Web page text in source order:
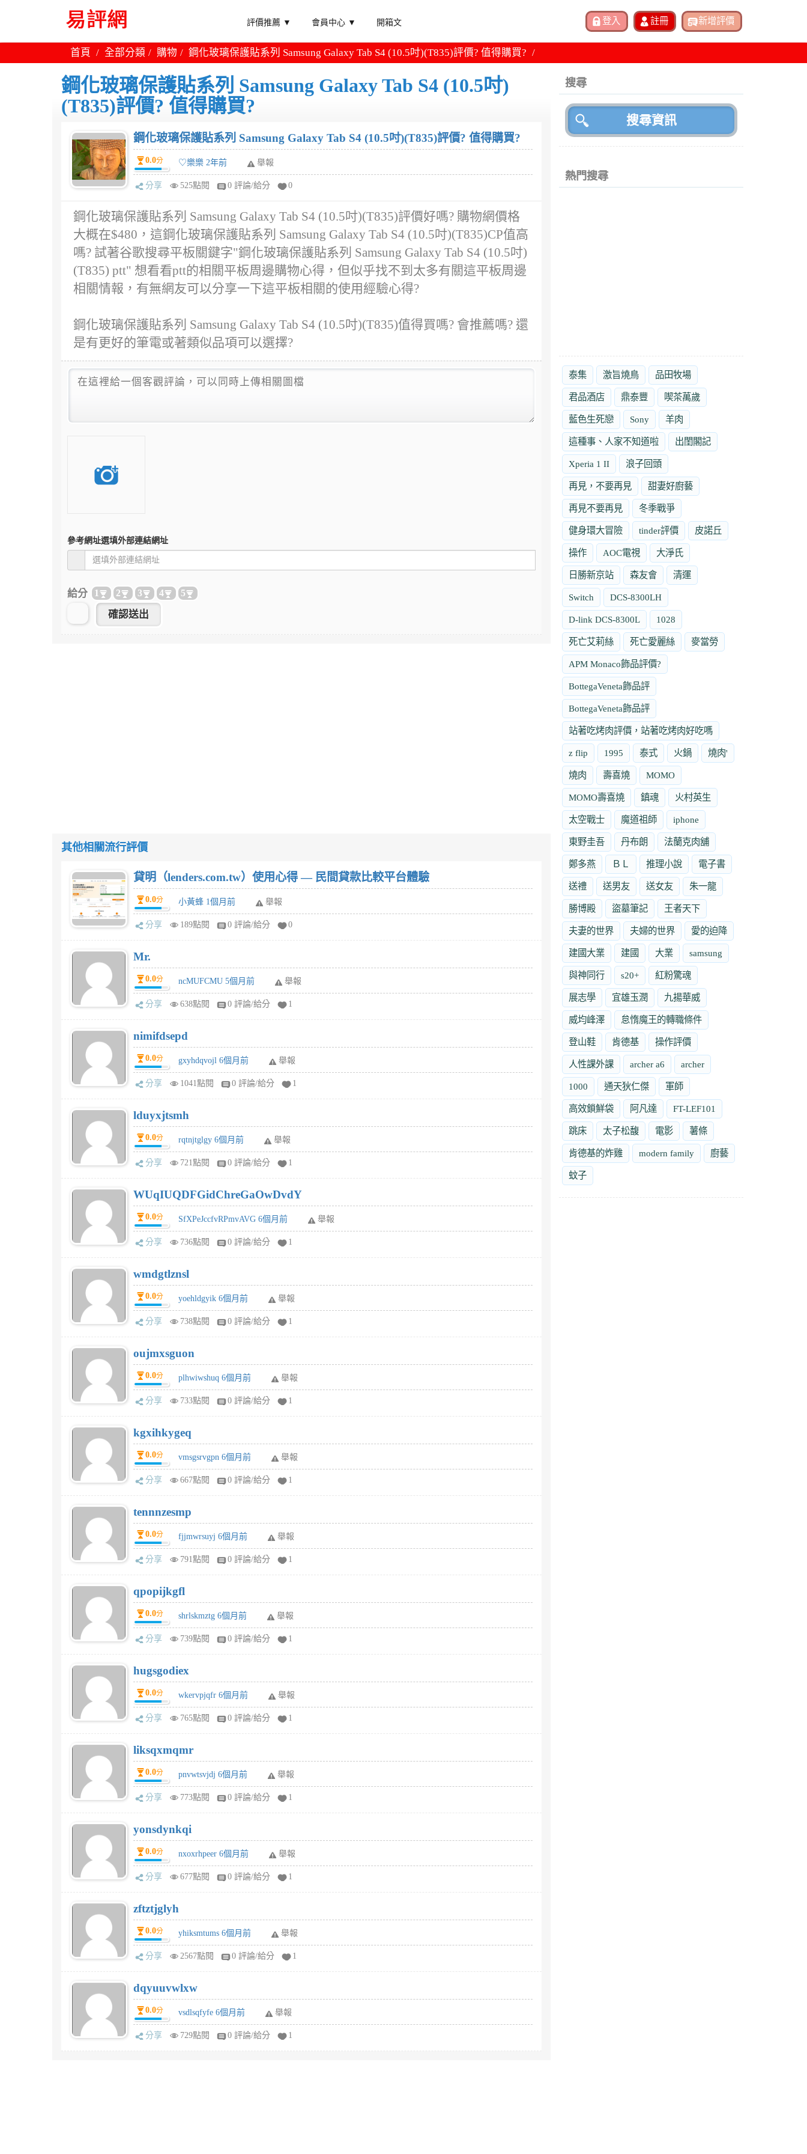
評價推薦 ▼ 會員中心 ▼ 開箱文
首頁 全部分類 購物 鋼化玻璃保護貼系列 Samsung Galaxy Tab S4 (10.5吋)(T835)評價? 值得購買?
鋼化玻璃保護貼系列 Samsung Galaxy Tab S4 (10.5吋)
(T835)評價? 值得購買?
鋼化玻璃保護貼系列 Samsung Galaxy Tab S4 (10.5吋)(T835)評價? 值得購買?
0.0分 ♡樂樂 2年前 舉報
分享 525點閱 0 評論/給分 0
鋼化玻璃保護貼系列 Samsung Galaxy Tab S4 (10.5吋)(T835)評價好嗎? 購物網價格
大概在$480，這鋼化玻璃保護貼系列 Samsung Galaxy Tab S4 (10.5吋)(T835)CP值高
嗎? 試著谷歌搜尋平板關鍵字"鋼化玻璃保護貼系列 Samsung Galaxy Tab S4 (10.5吋)
(T835) ptt" 想看看ptt的相關平板周邊購物心得，但似乎找不到太多有關這平板周邊
相關情報，有無網友可以分享一下這平板相關的使用經驗心得?
鋼化玻璃保護貼系列 Samsung Galaxy Tab S4 (10.5吋)(T835)值得買嗎? 會推薦嗎? 還
是有更好的筆電或著類似品項可以選擇?
參考網址選填外部連結網址
給分 1 2 3 4 5
其他相關流行評價
貸明（lenders.com.tw）使用心得 — 民間貸款比較平台體驗
0.0分 小黃蜂 1個月前 舉報
分享 189點閱 0 評論/給分 0
Mr.
0.0分 ncMUFCMU 5個月前 舉報
分享 638點閱 0 評論/給分 1
nimifdsepd
0.0分 gxyhdqvojl 6個月前 舉報
分享 1041點閱 0 評論/給分 1
lduyxjtsmh
0.0分 rqtnjtglgy 6個月前 舉報
分享 721點閱 0 評論/給分 1
WUqIUQDFGidChreGaOwDvdY
0.0分 SfXPeJccfvRPmvAVG 6個月前 舉報
分享 736點閱 0 評論/給分 1
wmdgtlznsl
0.0分 yoehldgyik 6個月前 舉報
分享 738點閱 0 評論/給分 1
oujmxsguon
0.0分 plhwiwshuq 6個月前 舉報
分享 733點閱 0 評論/給分 1
kgxihkygeq
0.0分 vmsgsrvgpn 6個月前 舉報
分享 667點閱 0 評論/給分 1
tennnzesmp
0.0分 fjjmwrsuyj 6個月前 舉報
分享 791點閱 0 評論/給分 1
qpopijkgfl
0.0分 shrlskmztg 6個月前 舉報
分享 739點閱 0 評論/給分 1
hugsgodiex
0.0分 wkervpjqfr 6個月前 舉報
分享 765點閱 0 評論/給分 1
liksqxmqmr
0.0分 pnvwtsvjdj 6個月前 舉報
分享 773點閱 0 評論/給分 1
yonsdynkqi
0.0分 nxoxrhpeer 6個月前 舉報
分享 677點閱 0 評論/給分 1
zftztjglyh
0.0分 yhiksmtums 6個月前 舉報
分享 2567點閱 0 評論/給分 1
dqyuuvwlxw
0.0分 vsdlsqfyfe 6個月前 舉報
分享 729點閱 0 評論/給分 1
搜尋
熱門搜尋
泰集 激旨燒鳥 品田牧場
君品酒店 鼎泰豐 喫茶萬歲
藍色生死戀 Sony 羊肉
這種事、人家不知道啦 出閨閣記
Xperia 1 II 浪子回頭
再見，不要再見 甜妻好廚藝
再見不要再見 冬季戰爭
健身環大冒險 tinder評價 皮諾丘
操作 AOC電視 大淨氏
日勝新京站 森友會 清運
Switch DCS-8300LH
D-link DCS-8300L 1028
死亡艾莉絲 死亡愛麗絲 麥當勞
APM Monaco飾品評價?
BottegaVeneta飾品評
BottegaVeneta飾品評
站著吃烤肉評價，站著吃烤肉好吃嗎
z flip 1995 泰式 火鍋 燒肉'
燒肉 壽喜燒 MOMO
MOMO壽喜燒 鎮魂 火村英生
太空戰士 魔道祖師 iphone
東野圭吾 丹布朗 法蘭克肉舖
鄭多燕 ＢＬ 推理小說 電子書
送禮 送男友 送女友 朱一龍
勝博殿 盜墓筆記 王者天下
夫妻的世界 夫婦的世界 愛的迫降
建國大業 建國 大業 samsung
與神同行 s20+ 紅粉驚魂
展志學 宜雄玉潤 九揚華威
威均峰澤 怠惰魔王的轉職條件
登山鞋 肯德基 操作評價
人性課外課 archer a6 archer
1000 通天狄仁傑 軍師
高效鎖鮮袋 阿凡達 FT-LEF101
跳床 太子松馥 電影 薯條
肯德基的炸雞 modern family 廚藝
蚊子